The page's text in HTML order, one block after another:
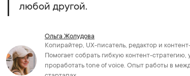
любой другой.
Ольга Жолудова
Копирайтер, UX-писатель, редактор и
Помогает собрать гибкую контент-
проработать tone of voice. Опыт работы в